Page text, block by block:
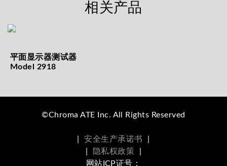
相关产品
平面显示器测试器
Model 2918
©Chroma ATE Inc. All Rights Reserved
安全生产承诺书
隐私权政策
网站ICP证号：